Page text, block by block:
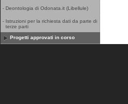
- Deontologia di Odonata.it (Libellule)
- Istruzioni per la richiesta dati da parte di
terze parti
Progetti approvati in corso